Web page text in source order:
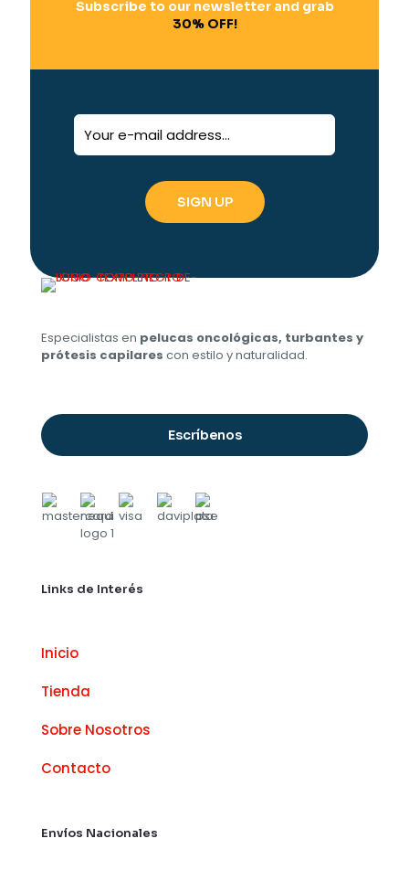
Subscribe to our newsletter and grab
30% OFF!
Especialistas en pelucas oncológicas, turbantes y
prótesis capilares con estilo y naturalidad.
Escríbenos
Links de Interés
Inicio
Tienda
Sobre Nosotros
Contacto
Envíos Nacionales